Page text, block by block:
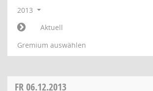
2013
Aktuell
Gremium auswählen
FR06.12.2013